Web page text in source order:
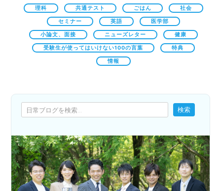
理科 共通テスト ごはん 社会
セミナー 英語 医学部
小論文、面接 ニューズレター 健康
受験生が使ってはいけない100の言葉 特典
情報
検索
検索